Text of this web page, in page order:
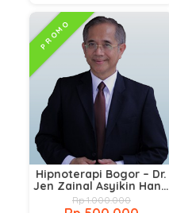
PROMO
Hipnoterapi Bogor – Dr.
Jen Zainal Asyikin Hans,
CCH, CHt, CI
Rp 1.000.000